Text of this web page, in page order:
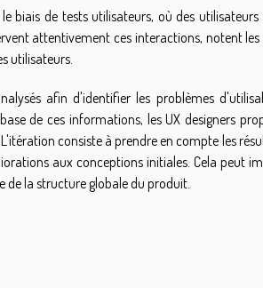
biais de tests utilisateurs, où des
attentivement ces interactions, notent
utilisateurs.
afin d'identifier les problèmes
de ces informations, les UX designers
consiste à prendre en compte les
aux conceptions initiales. Cela peut
de la structure globale du produit.